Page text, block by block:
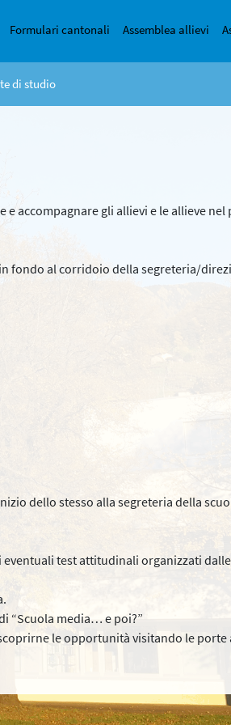
Formulari cantonali Assemblea allievi
di studio
accompagnare gli allievi e le allieve
fondo al corridoio della segreteria/
dello stesso alla segreteria della
test attitudinali organizzati
“Scuola media… e poi?”
le opportunità visitando le